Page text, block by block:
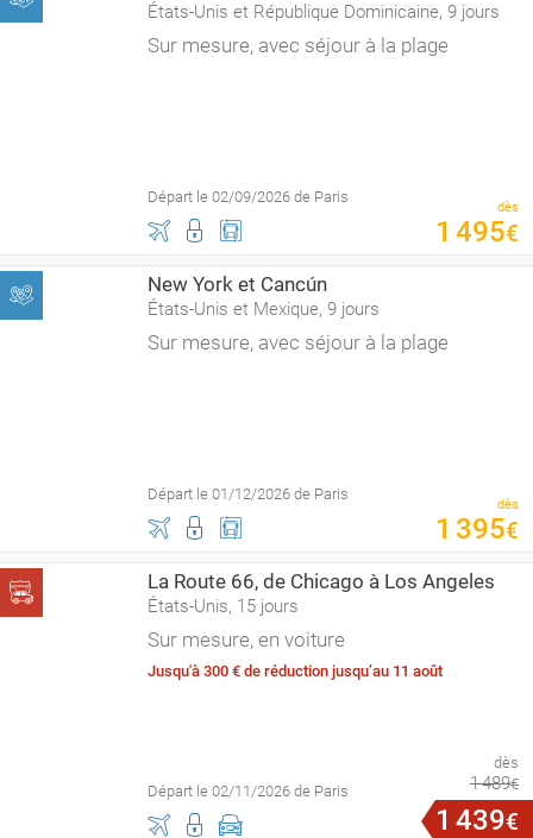
États-Unis et République Dominicaine, 9 jours
Sur mesure, avec séjour à la plage
Départ le 02/09/2026 de Paris
dès
1 495€
New York et Cancún
États-Unis et Mexique, 9 jours
Sur mesure, avec séjour à la plage
Départ le 01/12/2026 de Paris
dès
1 395€
La Route 66, de Chicago à Los Angeles
États-Unis, 15 jours
Sur mesure, en voiture
Jusqu'à 300 € de réduction jusqu’au 11 août
Départ le 02/11/2026 de Paris
dès
1489€
1 439€